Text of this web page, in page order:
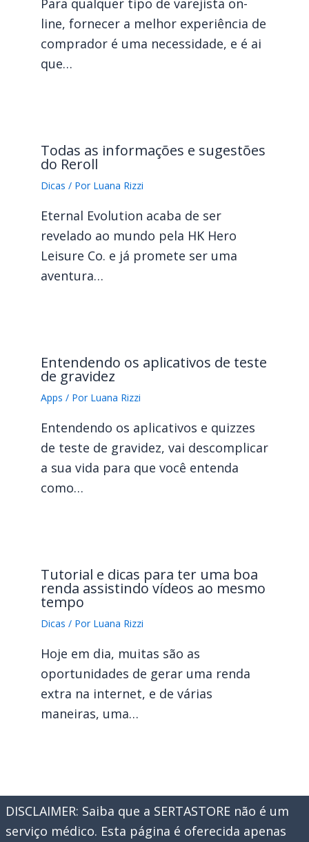
Para qualquer tipo de varejista on-
line, fornecer a melhor experiência de
comprador é uma necessidade, e é ai
que…
Todas as informações e sugestões
do Reroll
Dicas / Por Luana Rizzi
Eternal Evolution acaba de ser
revelado ao mundo pela HK Hero
Leisure Co. e já promete ser uma
aventura…
Entendendo os aplicativos de teste
de gravidez
Apps / Por Luana Rizzi
Entendendo os aplicativos e quizzes
de teste de gravidez, vai descomplicar
a sua vida para que você entenda
como…
Tutorial e dicas para ter uma boa
renda assistindo vídeos ao mesmo
tempo
Dicas / Por Luana Rizzi
Hoje em dia, muitas são as
oportunidades de gerar uma renda
extra na internet, e de várias
maneiras, uma…
DISCLAIMER: Saiba que a SERTASTORE não é um
serviço médico. Esta página é oferecida apenas